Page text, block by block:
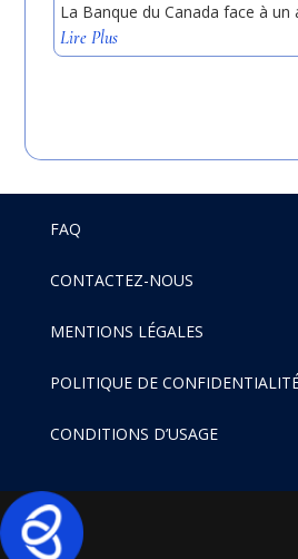
La Banque du Canada face à un
Lire Plus
FAQ
CONTACTEZ-NOUS
MENTIONS LÉGALES
POLITIQUE DE
CONDITIONS D’USAGE